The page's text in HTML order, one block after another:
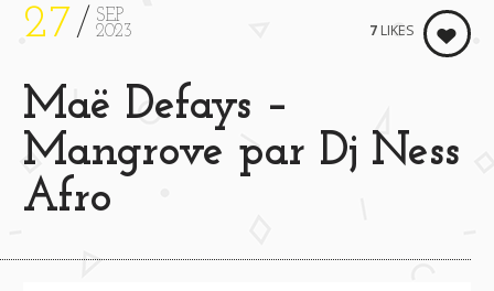
27
SEP
2023
Maë Defays –
Mangrove par Dj Ness
Afro
7 LIKES